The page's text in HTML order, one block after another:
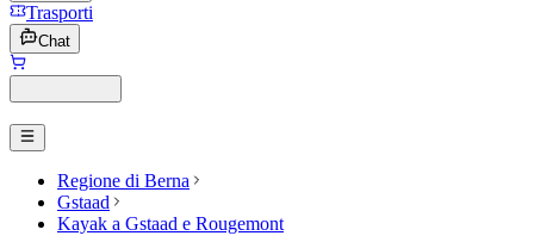
Trasporti
Chat
Regione di Berna
Gstaad
Kayak a Gstaad e Rougemont